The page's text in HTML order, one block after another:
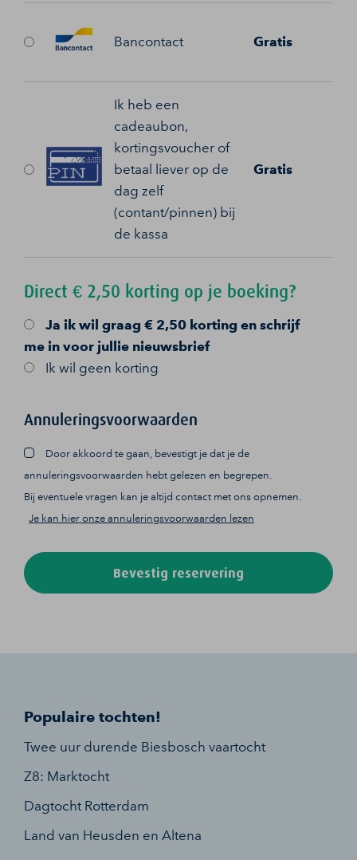
Bancontact Gratis
Ik heb een
cadeaubon,
kortingsvoucher of
betaal liever op de
dag zelf
(contant/pinnen) bij
de kassa
Gratis
Direct € 2,50 korting op je boeking?
Ja ik wil graag € 2,50 korting en schrijf
me in voor jullie nieuwsbrief
Ik wil geen korting
Annuleringsvoorwaarden
Door akkoord te gaan, bevestigt je dat je de
annuleringsvoorwaarden hebt gelezen en begrepen.
Bij eventuele vragen kan je altijd contact met ons opnemen.
Je kan hier onze annuleringsvoorwaarden lezen
Bevestig reservering
Populaire tochten!
Twee uur durende Biesbosch vaartocht
Z8: Marktocht
Dagtocht Rotterdam
Land van Heusden en Altena